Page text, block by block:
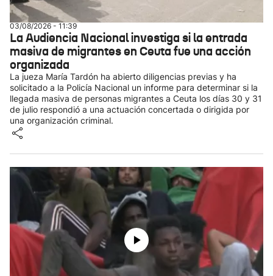
03/08/2026 - 11:39
La Audiencia Nacional investiga si la entrada
masiva de migrantes en Ceuta fue una acción
organizada
La jueza María Tardón ha abierto diligencias previas y ha
solicitado a la Policía Nacional un informe para determinar si la
llegada masiva de personas migrantes a Ceuta los días 30 y 31
de julio respondió a una actuación concertada o dirigida por
una organización criminal.